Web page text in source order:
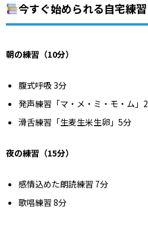
今すぐ始められる自宅練
朝の練習（10分）
腹式呼吸 3分
発声練習「マ・メ・ミ・モ・ム」
滑舌練習「生麦生米生卵」5分
夜の練習（15分）
感情込めた朗読練習 7分
歌唱練習 8分